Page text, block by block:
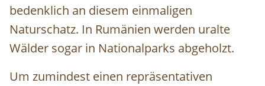
bedenklich an diesem einmaligen
Naturschatz. In Rumänien werden uralte
Wälder sogar in Nationalparks abgeholzt.
Um zumindest einen repräsentativen